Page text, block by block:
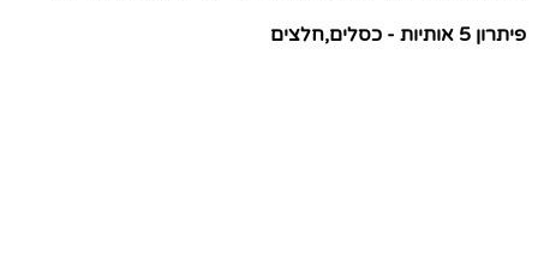
פיתרון 5 אותיות - כסלים,חלצים